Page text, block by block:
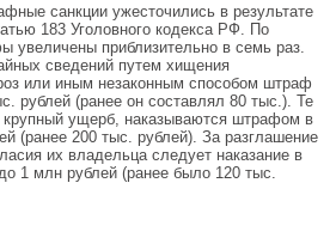
санкции ужесточились в результате
183 Уголовного кодекса РФ. По
приблизительно в семь раз.
сведений путем хищения
или иным незаконным способом штраф
рублей (ранее он составлял 80 тыс.). Те
ущерб, наказываются штрафом в
(ранее 200 тыс. рублей). За разглашение
их владельца следует наказание в
1 млн рублей (ранее было 120 тыс.